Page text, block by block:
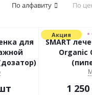
По алфавиту По
для
Акция
SMART
Organic
1 250